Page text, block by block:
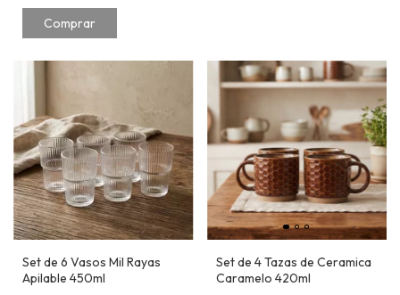
Comprar
Set de 6 Vasos Mil Rayas
Apilable 450ml
Set de 4 Tazas de Ceramica
Caramelo 420ml